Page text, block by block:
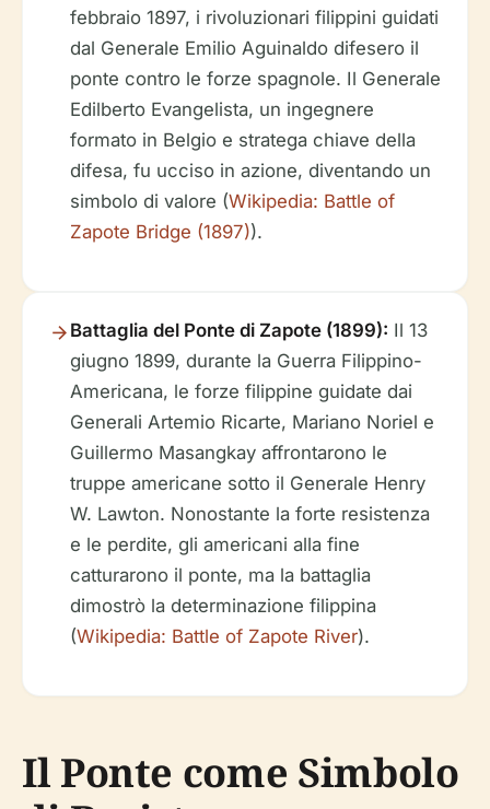
febbraio 1897, i rivoluzionari filippini guidati
dal Generale Emilio Aguinaldo difesero il
ponte contro le forze spagnole. Il Generale
Edilberto Evangelista, un ingegnere
formato in Belgio e stratega chiave della
difesa, fu ucciso in azione, diventando un
simbolo di valore (Wikipedia: Battle of
Zapote Bridge (1897)).
Battaglia del Ponte di Zapote (1899): Il 13
giugno 1899, durante la Guerra Filippino-
Americana, le forze filippine guidate dai
Generali Artemio Ricarte, Mariano Noriel e
Guillermo Masangkay affrontarono le
truppe americane sotto il Generale Henry
W. Lawton. Nonostante la forte resistenza
e le perdite, gli americani alla fine
catturarono il ponte, ma la battaglia
dimostrò la determinazione filippina
(Wikipedia: Battle of Zapote River).
Il Ponte come Simbolo